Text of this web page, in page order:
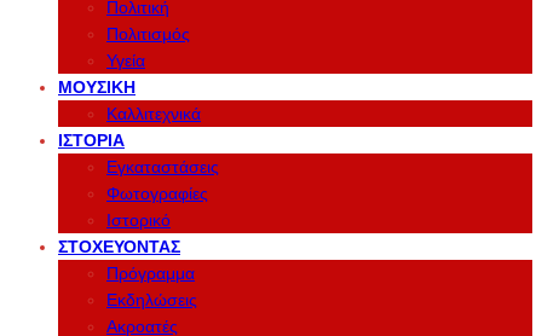
Πολιτική
Πολιτισμός
Υγεία
ΜΟΥΣΙΚΉ
Καλλιτεχνικά
ΙΣΤΟΡΊΑ
Εγκαταστάσεις
Φωτογραφίες
Ιστορικό
ΣΤΟΧΕΎΟΝΤΑΣ
Πρόγραμμα
Εκδηλώσεις
Ακροατές